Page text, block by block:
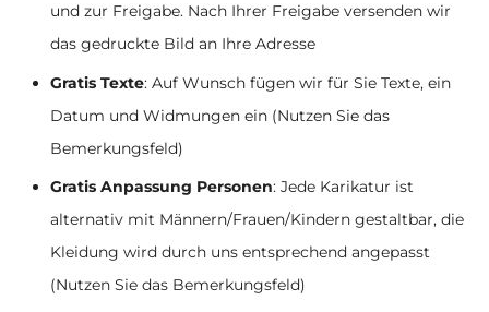
und zur Freigabe. Nach Ihrer Freigabe versenden wir
das gedruckte Bild an Ihre Adresse
Gratis Texte: Auf Wunsch fügen wir für Sie Texte, ein
Datum und Widmungen ein (Nutzen Sie das
Bemerkungsfeld)
Gratis Anpassung Personen: Jede Karikatur ist
alternativ mit Männern/Frauen/Kindern gestaltbar, die
Kleidung wird durch uns entsprechend angepasst
(Nutzen Sie das Bemerkungsfeld)